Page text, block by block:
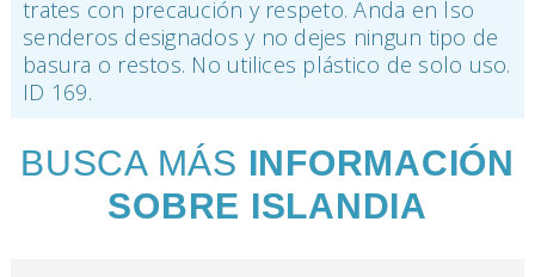
trates con precaución y respeto. Anda en lso
senderos designados y no dejes ningun tipo de
basura o restos. No utilices plástico de solo uso.
ID 169.
BUSCA MÁS INFORMACIÓN
SOBRE ISLANDIA